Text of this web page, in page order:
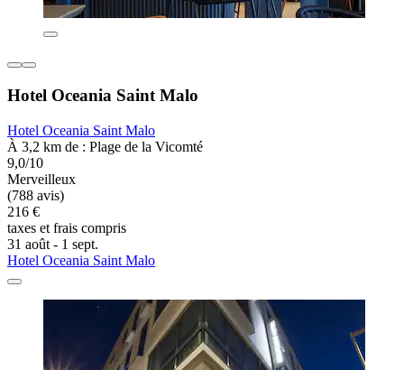
Hotel Oceania Saint Malo
Hotel Oceania Saint Malo
À 3,2 km de : Plage de la Vicomté
9,0/10
Merveilleux
(788 avis)
216 €
taxes et frais compris
31 août - 1 sept.
Hotel Oceania Saint Malo